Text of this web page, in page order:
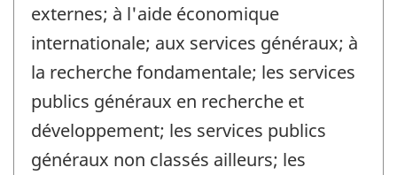
externes; à l'aide économique
internationale; aux services généraux; à
la recherche fondamentale; les services
publics généraux en recherche et
développement; les services publics
généraux non classés ailleurs; les